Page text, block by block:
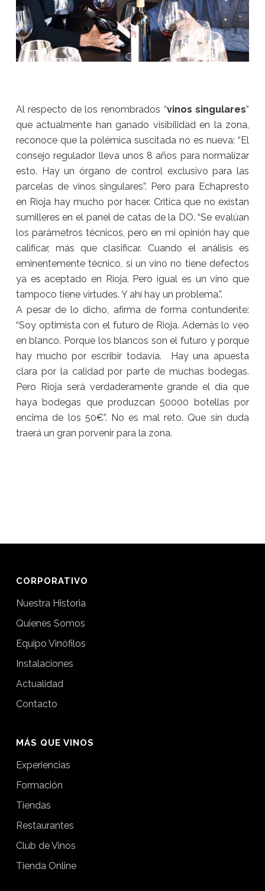
Al respecto de los renombrados “vinos singulares”
que actualmente han ganado visibilidad en la zona,
reconoce que la polémica suscitada no es nueva: “El
consejo regulador lleva unos 8 años para normalizar
esto. Hay un órgano de control exclusivo para las
parcelas de vinos singulares”. Pero para Echapresto
en Rioja hay mucho por hacer. Critica que no existan
sumilleres en el panel de catas de la DO. “Se evalúan
los parámetros técnicos, pero en mi opinión hay que
calificar, más que clasificar. Cuando el análisis es
eminentemente técnico, si un vino no tiene defectos
ya es aceptado en Rioja. Pero igual es un vino que
tampoco tiene virtudes. Y ahí hay un problema.”.
A pesar de lo dicho, afirma de forma contundente:
“Soy optimista con el futuro de Rioja. Además lo veo
en blanco. Porque los blancos son el futuro y porque
hay mucho por escribir todavía. Hay una apuesta
clara por la calidad por parte de muchas bodegas.
Pero Rioja será verdaderamente grande el día que
haya bodegas que produzcan 50000 botellas por
encima de los 50€”. No es mal reto. Que sin duda
traerá un gran porvenir para la zona.
CORPORATIVO
Nuestra Historia
Quienes Somos
Equipo Vinófilos
Instalaciones
Actualidad
Contacto
MÁS QUE VINOS
Experiencias
Formación
Tiendas
Restaurantes
Club de Vinos
Tienda Online